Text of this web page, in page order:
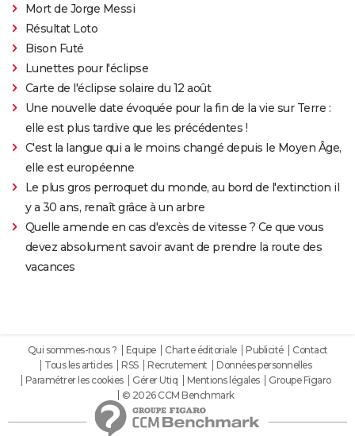
Mort de Jorge Messi
Résultat Loto
Bison Futé
Lunettes pour l'éclipse
Carte de l'éclipse solaire du 12 août
Une nouvelle date évoquée pour la fin de la vie sur Terre :
elle est plus tardive que les précédentes !
C'est la langue qui a le moins changé depuis le Moyen Âge,
elle est européenne
Le plus gros perroquet du monde, au bord de l'extinction il
y a 30 ans, renaît grâce à un arbre
Quelle amende en cas d'excès de vitesse ? Ce que vous
devez absolument savoir avant de prendre la route des
vacances
Qui sommes-nous ? Equipe Charte éditoriale Publicité
Contact
Tous les articles
RSS Recrutement
Données personnelles
Paramétrer les cookies
Gérer Utiq Mentions légales
Groupe Figaro
© 2026 CCM Benchmark